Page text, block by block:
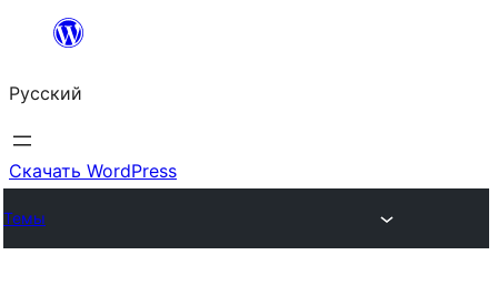
Перейти
содержимому
Русский
Скачать WordPress
Темы